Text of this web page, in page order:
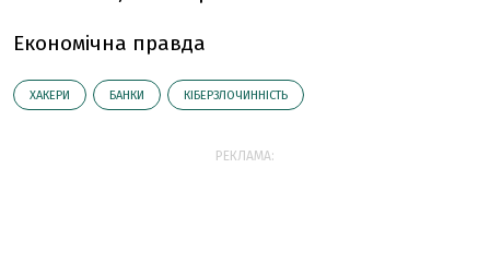
Економічна правда
ХАКЕРИ БАНКИ КІБЕРЗЛОЧИННІСТЬ
РЕКЛАМА: